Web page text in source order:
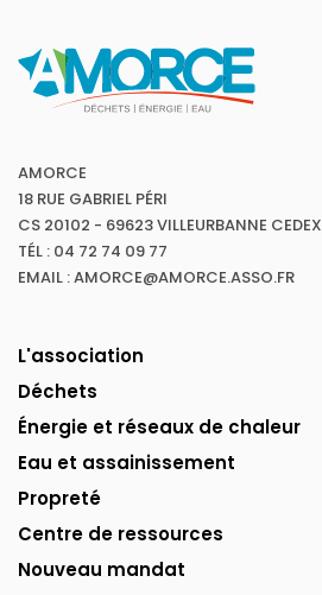
AMORCE
18 RUE GABRIEL PÉRI
CS 20102 - 69623 VILLEURBANNE CEDEX
TÉL : 04 72 74 09 77
EMAIL : AMORCE@AMORCE.ASSO.FR
L'association
Déchets
Énergie et réseaux de chaleur
Eau et assainissement
Propreté
Centre de ressources
Nouveau mandat